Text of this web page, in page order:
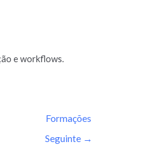
e workflows.
Formações
Seguinte →